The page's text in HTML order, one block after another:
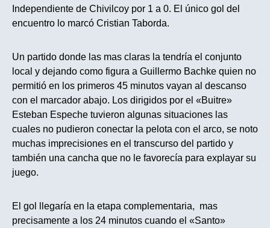
Independiente de Chivilcoy por 1 a 0. El único gol del
encuentro lo marcó Cristian Taborda.
Un partido donde las mas claras la tendría el conjunto
local y dejando como figura a Guillermo Bachke quien no
permitió en los primeros 45 minutos vayan al descanso
con el marcador abajo. Los dirigidos por el «Buitre»
Esteban Espeche tuvieron algunas situaciones las
cuales no pudieron conectar la pelota con el arco, se noto
muchas imprecisiones en el transcurso del partido y
también una cancha que no le favorecía para explayar su
juego.
El gol llegaría en la etapa complementaria, mas
precisamente a los 24 minutos cuando el «Santo»